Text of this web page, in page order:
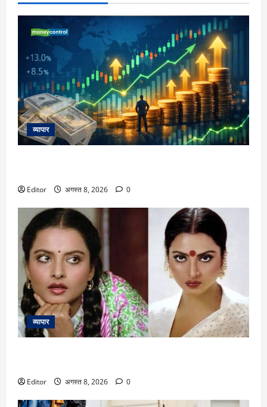
व्यापार
Editor अगस्त 8, 2026 0
व्यापार
Editor अगस्त 8, 2026 0